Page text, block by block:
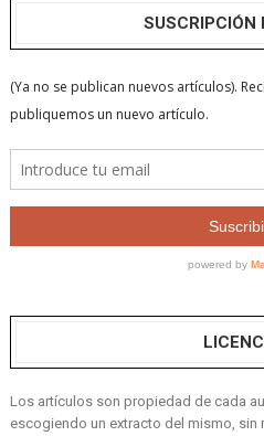
SUSCRIPCIÓN
Los artículos son propiedad de cada
escogiendo un extracto del mismo,